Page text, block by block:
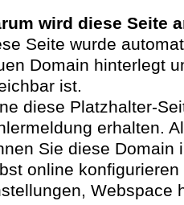
wird diese Seite
Seite wurde
Domain hinterlegt
ist.
diese Platzhalter-
erhalten.
Sie diese Domain
online
Webspace